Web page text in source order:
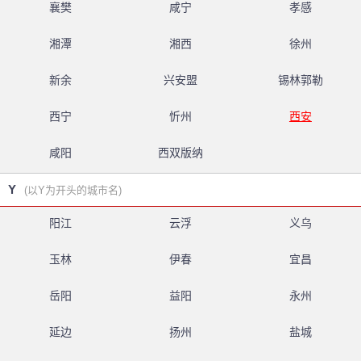
襄樊 咸宁 孝感
湘潭 湘西 徐州
新余 兴安盟 锡林郭勒
西宁 忻州 西安
咸阳 西双版纳
Y (以Y为开头的城市名)
阳江 云浮 义乌
玉林 伊春 宜昌
岳阳 益阳 永州
延边 扬州 盐城